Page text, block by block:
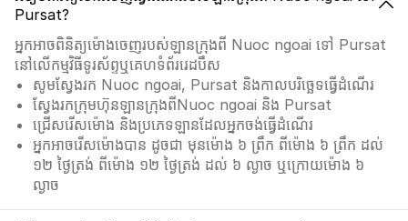
Pursat?
អ្នកអាចពិនិត្យម៉ោងចេញរបស់ឡានក្រុងពី Nuoc ngoai ទៅ Pursat
នៅលើកម្មវិធីទូរស័ព្ទឬគេហទំព័ររេដបឹស
សូមស្វែងរក Nuoc ngoai, Pursat និងកាលបរិច្ឆេទធ្វើដំណើរ
ស្វែងរកក្រុមហ៊ុនឡានក្រុងពីNuoc ngoai និង Pursat
ជ្រើសរើសម៉ោង និងប្រភេទឡានដែលអ្នកចង់ធ្វើដំណើរ
អ្នកអាចរើសម៉ោងបាន ដូចជា មុនម៉ោង ៦ ព្រឹក ពីម៉ោង ៦ ព្រឹក ដល់
១២ ថ្ងៃត្រង់ ពីម៉ោង ១២ ថ្ងៃត្រង់ ដល់ ៦ ល្ងាច ឬក្រោយម៉ោង ៦
ល្ងាច